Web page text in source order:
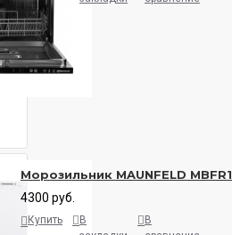
Морозильник MAUNFELD
4300 руб.
Купить
В
В